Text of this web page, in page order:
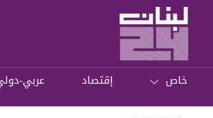
خاص إقتصاد عربي-